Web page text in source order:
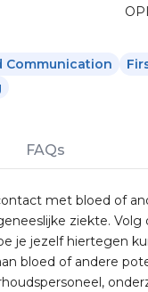
Communication
FAQs
met bloed of
ziekte.
je jezelf hiertegen
bloed of andere